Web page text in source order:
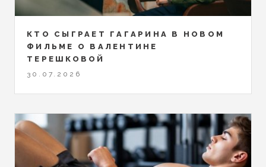
КТО СЫГРАЕТ ГАГАРИНА В НОВОМ
ФИЛЬМЕ О ВАЛЕНТИНЕ
ТЕРЕШКОВОЙ
30.07.2026